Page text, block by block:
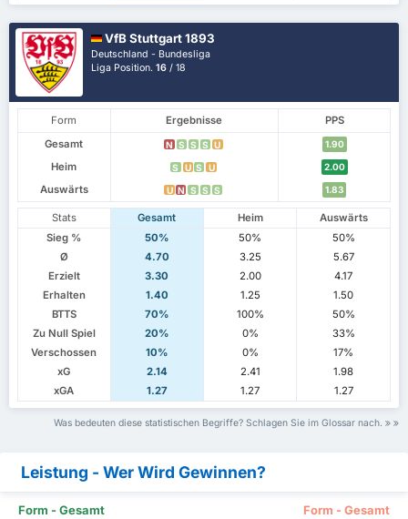
VfB Stuttgart 1893
Deutschland - Bundesliga
Liga Position.16 / 18
Form Ergebnisse
PPS
Gesamt
N S S S U 1.90
Heim S U S U 2.00
Auswärts U N S S S 1.83
Stats Gesamt Heim
Auswärts
Sieg %
50% 50%
50%
Ø
4.70 3.25
5.67
Erzielt
3.30 2.00
4.17
Erhalten
1.40 1.25
1.50
BTTS
70% 100%
50%
Zu Null Spiel
20% 0%
33%
Verschossen
10% 0%
17%
xG
2.14 2.41
1.98
xGA
1.27 1.27 1.27
Was bedeuten diese statistischen Begriffe? Schlagen Sie im Glossar nach.
Leistung - Wer Wird Gewinnen?
Form - Gesamt Form - Gesamt